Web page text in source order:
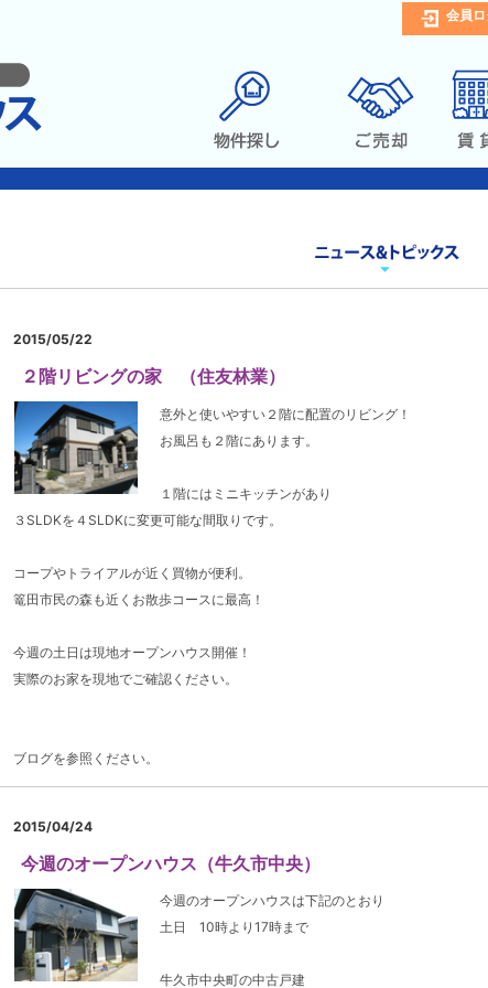
会員
2015/05/22
２階リビングの家 （住友林業）
意外と使いやすい２階に配置のリビング！
お風呂も２階にあります。
１階にはミニキッチンがあり
３SLDKを４SLDKに変更可能な間取りです。
コープやトライアルが近く買物が便利。
篭田市民の森も近くお散歩コースに最高！
今週の土日は現地オープンハウス開催！
実際のお家を現地でご確認ください。
ブログを参照ください。
2015/04/24
今週のオープンハウス（牛久市中央）
今週のオープンハウスは下記のとおり
土日 10時より17時まで
牛久市中央町の中古戸建